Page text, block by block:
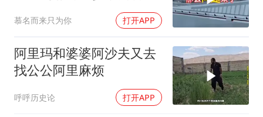
慕名而来只为你 打开APP
阿里玛和婆婆阿沙夫又去
找公公阿里麻烦
呼呼历史论 打开APP